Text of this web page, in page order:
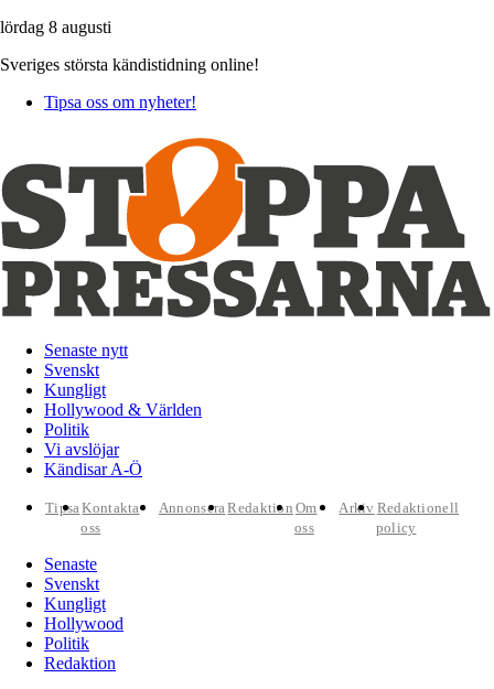
lördag 8 augusti
Sveriges största kändistidning online!
Tipsa oss om nyheter!
Senaste nytt
Svenskt
Kungligt
Hollywood & Världen
Politik
Vi avslöjar
Kändisar A-Ö
TipsaKontakta
oss
AnnonseraRedaktion Om
oss
Arkiv Redaktionell
policy
Senaste
Svenskt
Kungligt
Hollywood
Politik
Redaktion